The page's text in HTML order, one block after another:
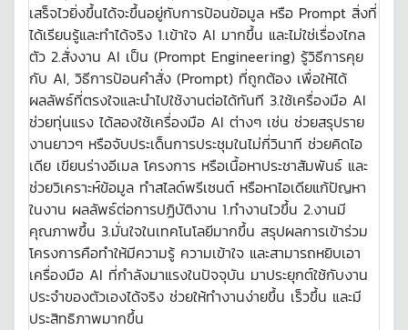
เสร็จไวยิ่งขึ้นได้จะขึ้นอยู่กับการป้อนข้อมูล หรือ Prompt สิ่งที่
ได้เรียนรู้และทำได้จริง 1.เข้าใจ AI มากขึ้น และไม่ใช่เรื่องไกล
ตัว 2.สั่งงาน AI เป็น (Prompt Engineering) รู้วิธีการคุย
กับ AI, วิธีการป้อนคำสั่ง (Prompt) ที่ถูกต้อง เพื่อให้ได้
ผลลัพธ์ที่ตรงใจและนำไปใช้งานต่อได้ทันที 3.ใช้เครื่องมือ AI
ช่วยทุ่นแรง ได้ลองใช้เครื่องมือ AI ต่างๆ เช่น ช่วยสรุปราย
งานยาวๆ หรือจับประเด็นการประชุมในไม่กี่วินาที ช่วยคิดไอ
เดีย เขียนร่างอีเมล โครงการ หรือเนื้อหาประชาสัมพันธ์ และ
ช่วยวิเคราะห์ข้อมูล ทำสไลด์พรีเซนต์ หรือหาไอเดียแก้ปัญหา
ในงาน ผลลัพธ์ต่อการปฏิบัติงาน 1.ทำงานไวขึ้น 2.งานมี
คุณภาพขึ้น 3.มั่นใจในเทคโนโลยีมากขึ้น สรุปผลการเข้าร่วม
โครงการคือทำให้มีความรู้ ความเข้าใจ และสามารถหยิบเอา
เครื่องมือ AI ที่กำลังมาแรงในปัจจุบัน มาประยุกต์ใช้กับงาน
ประจำของตัวเองได้จริง ช่วยให้ทำงานง่ายขึ้น เร็วขึ้น และมี
ประสิทธิภาพมากขึ้น